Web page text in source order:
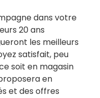
dans votre
20 ans
les meilleurs
satisfait, peu
soit en magasin
en
et des offres